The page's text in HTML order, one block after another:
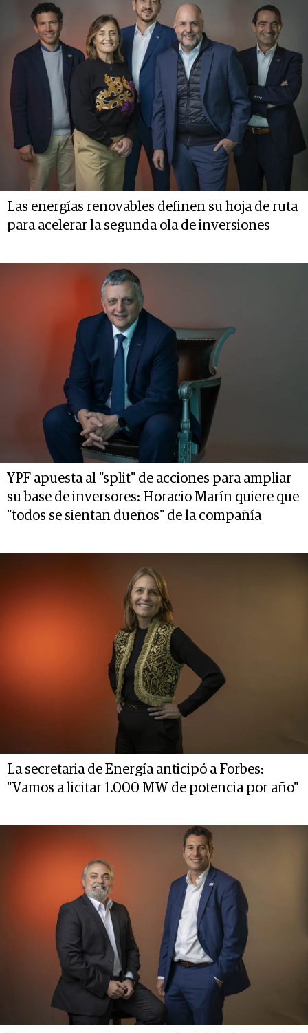
Las energías renovables definen su hoja de ruta
para acelerar la segunda ola de inversiones
YPF apuesta al "split" de acciones para ampliar
su base de inversores: Horacio Marín quiere que
"todos se sientan dueños" de la compañía
La secretaria de Energía anticipó a Forbes:
"Vamos a licitar 1.000 MW de potencia por año"